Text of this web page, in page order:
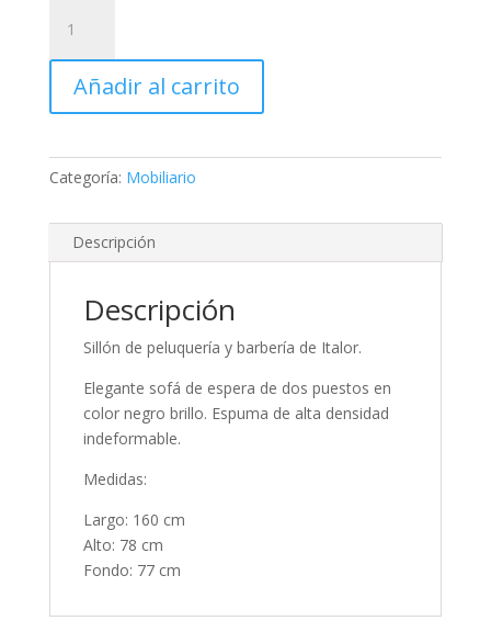
Espera
Karpatos
cantidad
Añadir al carrito
Categoría: Mobiliario
Descripción
Descripción
Sillón de peluquería y barbería de Italor.
Elegante sofá de espera de dos puestos en
color negro brillo. Espuma de alta densidad
indeformable.
Medidas:
Largo: 160 cm
Alto: 78 cm
Fondo: 77 cm